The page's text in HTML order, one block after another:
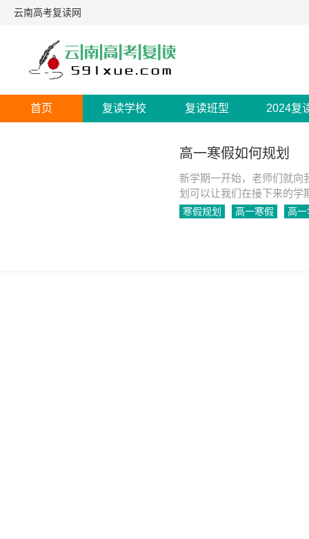
云南高考复读网
首页 复读学校 复读班型 2024复
高一寒假如何规划
新学期一开始，老师们就向
划可以让我们在接下来的学
至让我们在未来的高考竞争
寒假规划 高一寒假 高一